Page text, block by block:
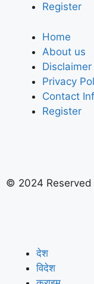
Register
Home
About us
Disclaimer
Privacy
Contact
Register
© 2024 Reserved
देश
विदेश